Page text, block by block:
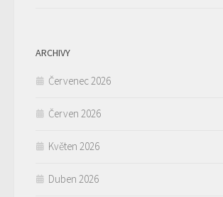
ARCHIVY
Červenec 2026
Červen 2026
Květen 2026
Duben 2026